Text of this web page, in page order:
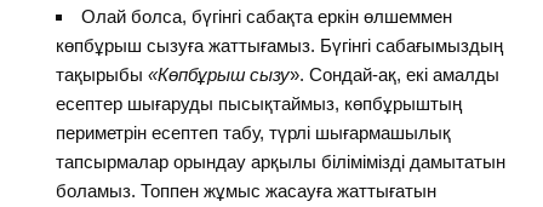
Олай болса, бүгінгі сабақта еркін өлшеммен
көпбұрыш сызуға жаттығамыз. Бүгінгі сабағымыздың
тақырыбы «Көпбұрыш сызу». Сондай-ақ, екі амалды
есептер шығаруды пысықтаймыз, көпбұрыштың
периметрін есептеп табу, түрлі шығармашылық
тапсырмалар орындау арқылы білімімізді дамытатын
боламыз. Топпен жұмыс жасауға жаттығатын